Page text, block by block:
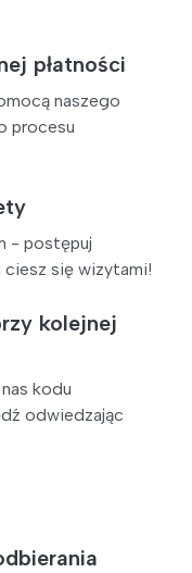
płatności
naszego
procesu
- postępuj
się wizytami!
kolejnej
kodu
odwiedzając